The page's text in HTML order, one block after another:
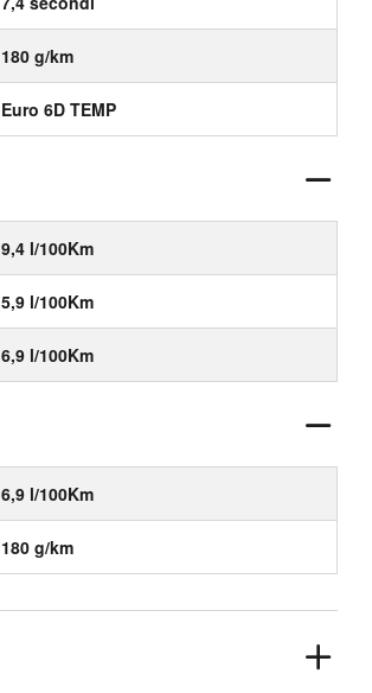
180 g/km
Euro 6D TEMP
9,4 l/100Km
5,9 l/100Km
6,9 l/100Km
6,9 l/100Km
180 g/km